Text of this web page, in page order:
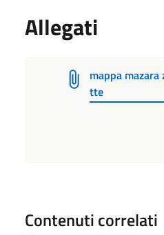
Allegati
mappa
tte
Contenuti correlati